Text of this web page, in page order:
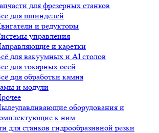
для фрезерных станков
для шпинделей
и редукторы
управления
и каретки
для вакуумных и Al столов
для токарных осей
для обработки камня
и модули
оборудования и
к ним.
для станков гидрообразивной резки